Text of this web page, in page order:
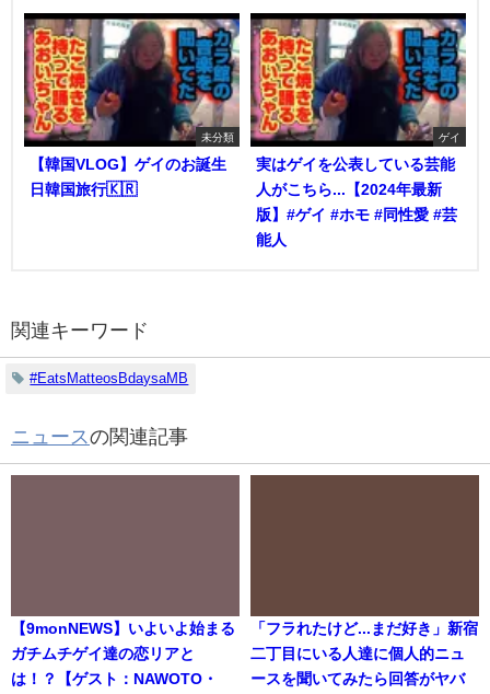
未分類
【韓国VLOG】ゲイのお誕生
日韓国旅行🇰🇷
ゲイ
実はゲイを公表している芸能
人がこちら...【2024年最新
版】#ゲイ #ホモ #同性愛 #芸
能人
関連キーワード
#EatsMatteosBdaysaMB
ニュース の関連記事
【9monNEWS】いよいよ始まる
ガチムチゲイ達の恋リアと
は！？【ゲスト：NAWOTO・
「フラれたけど...まだ好き」新宿
二丁目にいる人達に個人的ニュ
ースを聞いてみたら回答がヤバ